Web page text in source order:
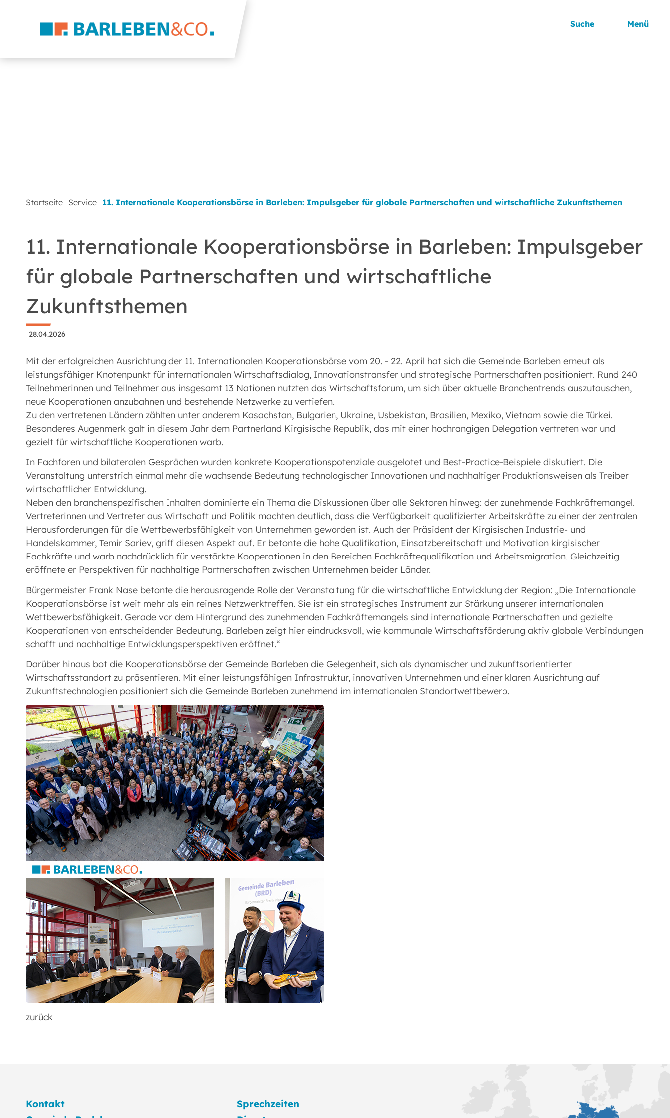
Suche Menü
Startseite Service 11. Internationale Kooperationsbörse in Barleben: Impulsgeber für globale Partnerschaften und wirtschaftliche Zukunftsthemen
11. Internationale Kooperationsbörse in Barleben: Impulsgeber
für globale Partnerschaften und wirtschaftliche
Zukunftsthemen
28.04.2026
Mit der erfolgreichen Ausrichtung der 11. Internationalen Kooperationsbörse vom 20. - 22. April hat sich die Gemeinde Barleben erneut als
leistungsfähiger Knotenpunkt für internationalen Wirtschaftsdialog, Innovationstransfer und strategische Partnerschaften positioniert. Rund 240
Teilnehmerinnen und Teilnehmer aus insgesamt 13 Nationen nutzten das Wirtschaftsforum, um sich über aktuelle Branchentrends auszutauschen,
neue Kooperationen anzubahnen und bestehende Netzwerke zu vertiefen.
Zu den vertretenen Ländern zählten unter anderem Kasachstan, Bulgarien, Ukraine, Usbekistan, Brasilien, Mexiko, Vietnam sowie die Türkei.
Besonderes Augenmerk galt in diesem Jahr dem Partnerland Kirgisische Republik, das mit einer hochrangigen Delegation vertreten war und
gezielt für wirtschaftliche Kooperationen warb.
In Fachforen und bilateralen Gesprächen wurden konkrete Kooperationspotenziale ausgelotet und Best-Practice-Beispiele diskutiert. Die
Veranstaltung unterstrich einmal mehr die wachsende Bedeutung technologischer Innovationen und nachhaltiger Produktionsweisen als Treiber
wirtschaftlicher Entwicklung.
Neben den branchenspezifischen Inhalten dominierte ein Thema die Diskussionen über alle Sektoren hinweg: der zunehmende Fachkräftemangel.
Vertreterinnen und Vertreter aus Wirtschaft und Politik machten deutlich, dass die Verfügbarkeit qualifizierter Arbeitskräfte zu einer der zentralen
Herausforderungen für die Wettbewerbsfähigkeit von Unternehmen geworden ist. Auch der Präsident der Kirgisischen Industrie- und
Handelskammer, Temir Sariev, griff diesen Aspekt auf. Er betonte die hohe Qualifikation, Einsatzbereitschaft und Motivation kirgisischer
Fachkräfte und warb nachdrücklich für verstärkte Kooperationen in den Bereichen Fachkräftequalifikation und Arbeitsmigration. Gleichzeitig
eröffnete er Perspektiven für nachhaltige Partnerschaften zwischen Unternehmen beider Länder.
Bürgermeister Frank Nase betonte die herausragende Rolle der Veranstaltung für die wirtschaftliche Entwicklung der Region: „Die Internationale
Kooperationsbörse ist weit mehr als ein reines Netzwerktreffen. Sie ist ein strategisches Instrument zur Stärkung unserer internationalen
Wettbewerbsfähigkeit. Gerade vor dem Hintergrund des zunehmenden Fachkräftemangels sind internationale Partnerschaften und gezielte
Kooperationen von entscheidender Bedeutung. Barleben zeigt hier eindrucksvoll, wie kommunale Wirtschaftsförderung aktiv globale Verbindungen
schafft und nachhaltige Entwicklungsperspektiven eröffnet.“
Darüber hinaus bot die Kooperationsbörse der Gemeinde Barleben die Gelegenheit, sich als dynamischer und zukunftsorientierter
Wirtschaftsstandort zu präsentieren. Mit einer leistungsfähigen Infrastruktur, innovativen Unternehmen und einer klaren Ausrichtung auf
Zukunftstechnologien positioniert sich die Gemeinde Barleben zunehmend im internationalen Standortwettbewerb.
zurück
Kontakt Sprechzeiten